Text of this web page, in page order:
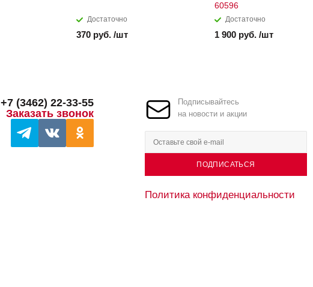
Достаточно
370 руб. /шт
60596
Достаточно
1 900 руб. /шт
+7 (3462) 22-33-55
Заказать звонок
Подписывайтесь
на новости и акции
ПОДПИСАТЬСЯ
Политика конфиденциальности